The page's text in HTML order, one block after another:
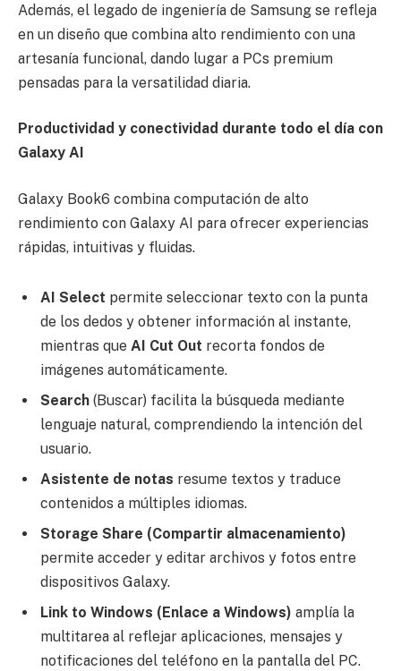
Además, el legado de ingeniería de Samsung se refleja
en un diseño que combina alto rendimiento con una
artesanía funcional, dando lugar a PCs premium
pensadas para la versatilidad diaria.
Productividad y conectividad durante todo el día con
Galaxy AI
Galaxy Book6 combina computación de alto
rendimiento con Galaxy AI para ofrecer experiencias
rápidas, intuitivas y fluidas.
AI Select permite seleccionar texto con la punta
de los dedos y obtener información al instante,
mientras que AI Cut Out recorta fondos de
imágenes automáticamente.
Search (Buscar) facilita la búsqueda mediante
lenguaje natural, comprendiendo la intención del
usuario.
Asistente de notas resume textos y traduce
contenidos a múltiples idiomas.
Storage Share (Compartir almacenamiento)
permite acceder y editar archivos y fotos entre
dispositivos Galaxy.
Link to Windows (Enlace a Windows) amplía la
multitarea al reflejar aplicaciones, mensajes y
notificaciones del teléfono en la pantalla del PC.